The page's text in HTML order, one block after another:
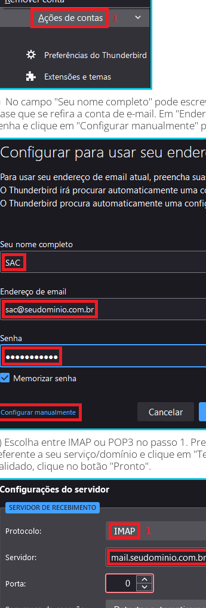
No campo "Seu nome completo" pode
que se refira a conta de e-mail. Em
e clique em "Configurar manualmente"
Escolha entre IMAP ou POP3 no passo 1.
a seu serviço/domínio e clique em
clique no botão "Pronto".